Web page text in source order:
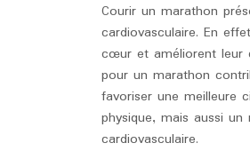
Courir un marathon
cardiovasculaire. En
cœur et améliorent leur
pour un marathon
favoriser une meilleure
physique, mais aussi
cardiovasculaire.